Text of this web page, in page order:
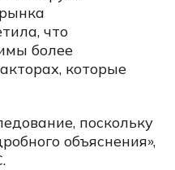
что
более
которые
поскольку
объяснения»,